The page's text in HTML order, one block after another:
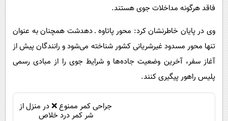
فاقد هرگونه مداخلات جوی هستند.
وی در پایان خاطرنشان کرد: محور پاتاوه ـ دهدشت همچنان به عنوان
تنها محور مسدود غیرشریانی کشور شناخته می‌شود و رانندگان پیش از
آغاز سفر، آخرین وضعیت جاده‌ها و شرایط جوی را از مبادی رسمی
پلیس راهور پیگیری کنند.
جراحی کمر ممنوع ❌ در منزل از
شر کمر درد خلاص